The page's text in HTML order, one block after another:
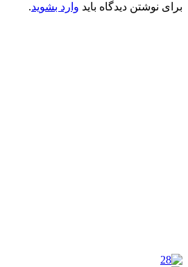
برای نوشتن دیدگاه باید وارد بشوید.